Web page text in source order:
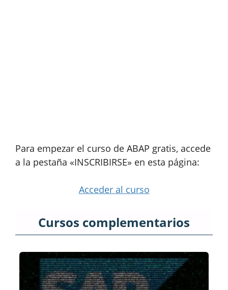
Para empezar el curso de ABAP gratis, accede
a la pestaña «INSCRIBIRSE» en esta página:
Acceder al curso
Cursos complementarios